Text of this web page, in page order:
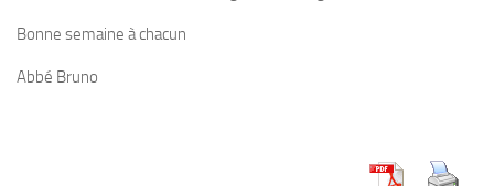
Bonne semaine à chacun
Abbé Bruno